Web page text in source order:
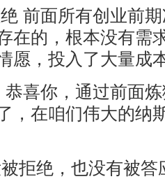
前面所有创业前
在的，根本没有需
愿，投入了大量成
恭喜你，通过前面
，在咱们伟大的纳
拒绝，也没有被答